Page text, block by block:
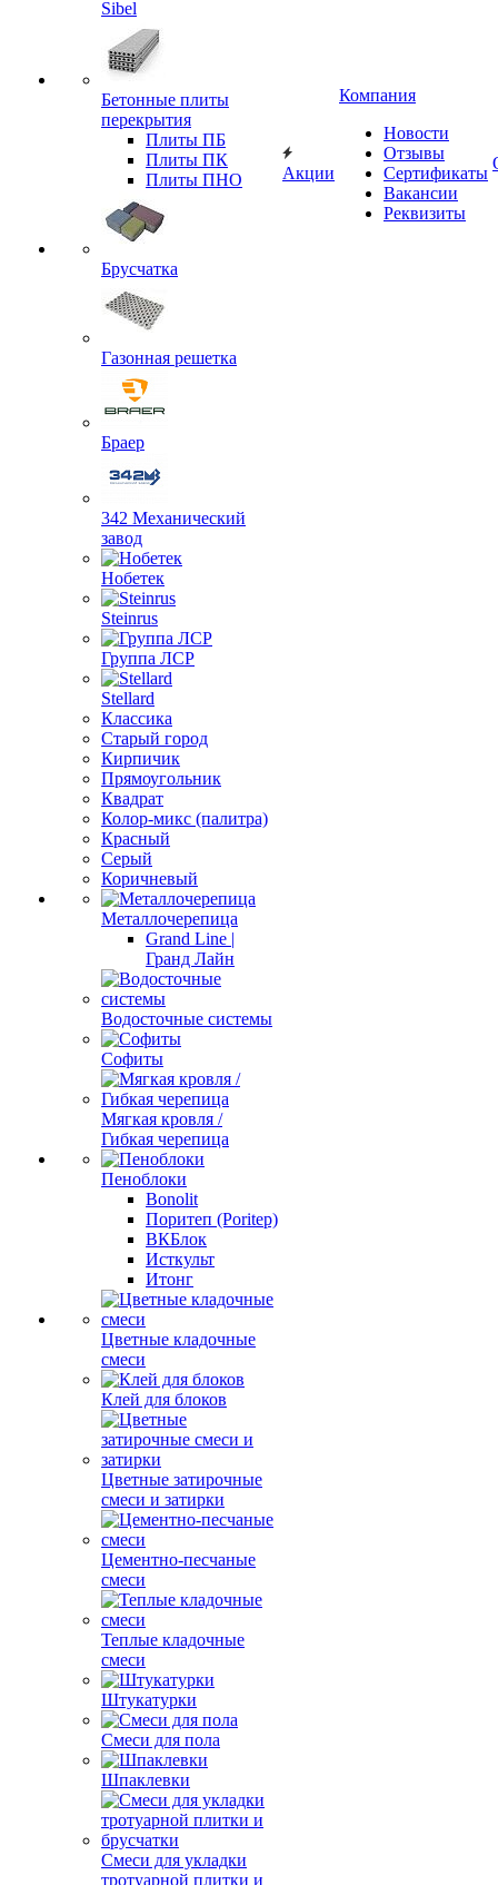
Sibel
Бетонные плиты
перекрытия
Плиты ПБ
Плиты ПК
Плиты ПНО
Брусчатка
Газонная решетка
Браер
342 Механический
завод
Нобетек
Steinrus
Группа ЛСР
Stellard
Классика
Старый город
Кирпичик
Прямоугольник
Квадрат
Колор-микс (палитра)
Красный
Серый
Коричневый
Металлочерепица
Grand Line |
Гранд Лайн
Водосточные системы
Софиты
Мягкая кровля /
Гибкая черепица
Пеноблоки
Bonolit
Поритеп (Poritep)
ВКБлок
Исткульт
Итонг
Цветные кладочные
смеси
Клей для блоков
Цветные затирочные
смеси и затирки
Цементно-песчаные
смеси
Теплые кладочные
смеси
Штукатурки
Смеси для пола
Шпаклевки
Смеси для укладки
тротуарной плитки и
Акции
Компания
Новости
Отзывы
Сертификаты
Вакансии
Реквизиты